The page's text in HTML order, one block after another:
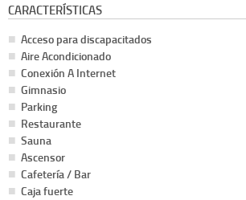
CARACTERÍSTICAS
Acceso para discapacitados
Aire Acondicionado
Conexión A Internet
Gimnasio
Parking
Restaurante
Sauna
Ascensor
Cafetería / Bar
Caja fuerte